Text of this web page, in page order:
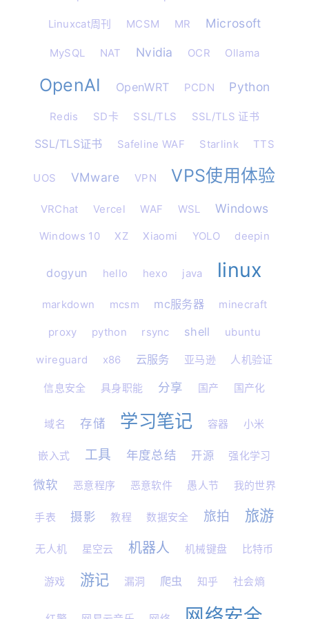
Linuxcat周刊 MCSM MR Microsoft
MySQL NAT Nvidia OCR Ollama
OpenAI OpenWRT PCDN Python
Redis SD卡 SSL/TLS SSL/TLS 证书
SSL/TLS证书 Safeline WAF Starlink TTS
UOS VMware VPN VPS使用体验
VRChat Vercel WAF WSL Windows
Windows 10 XZ Xiaomi YOLO deepin
dogyun hello hexo java linux
markdown mcsm mc服务器 minecraft
proxy python rsync shell ubuntu
wireguard x86 云服务 亚马逊 人机验证
信息安全 具身职能 分享 国产 国产化
域名 存储 学习笔记 容器 小米
嵌入式 工具 年度总结 开源 强化学习
微软 恶意程序 恶意软件 愚人节 我的世界
手表 摄影 教程 数据安全 旅拍 旅游
无人机 星空云 机器人 机械键盘 比特币
游戏 游记 漏洞 爬虫 知乎 社会熵